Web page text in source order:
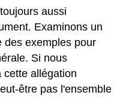
aussi
Examinons un
des exemples pour
Si nous
cette allégation
être pas l'ensemble